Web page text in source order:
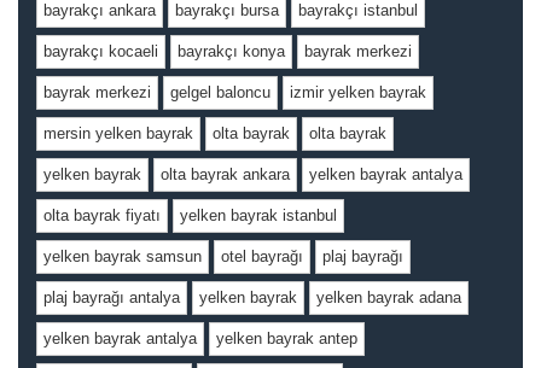
bayrakçı ankara bayrakçı bursa bayrakçı istanbul
bayrakçı kocaeli bayrakçı konya bayrak merkezi
bayrak merkezi gelgel baloncu izmir yelken bayrak
mersin yelken bayrak olta bayrak olta bayrak
yelken bayrak olta bayrak ankara yelken bayrak antalya
olta bayrak fiyatı yelken bayrak istanbul
yelken bayrak samsun otel bayrağı plaj bayrağı
plaj bayrağı antalya yelken bayrak yelken bayrak adana
yelken bayrak antalya yelken bayrak antep